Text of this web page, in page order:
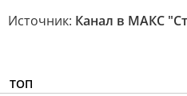
Источник: Канал в МАКС
ТОП